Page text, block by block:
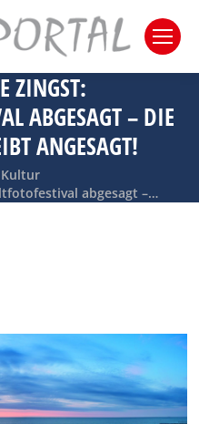
ZINGST:
ABGESAGT – DIE
ANGESAGT!
Kultur
abgesagt –…